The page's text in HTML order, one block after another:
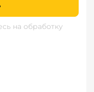
на обработку